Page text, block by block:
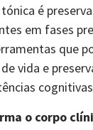
é
em fases
que
vida e
o corpo